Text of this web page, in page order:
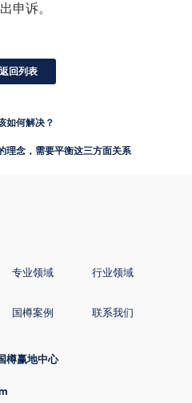
申诉。
回列表
如何解决？
理念，需要平衡这三方面关系
专业领域 行业领域
国樽案例 联系我们
樽赢地中心